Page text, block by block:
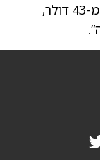
על מניית Tenable (TENB) ל-37 דולר מ-43 דולר,